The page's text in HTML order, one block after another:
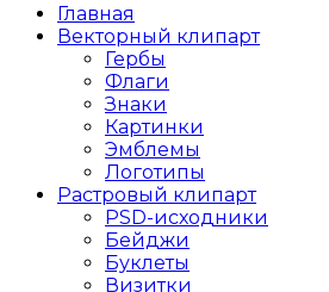
Главная
Векторный клипарт
Гербы
Флаги
Знаки
Картинки
Эмблемы
Логотипы
Растровый клипарт
PSD-исходники
Бейджи
Буклеты
Визитки